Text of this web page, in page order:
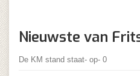
Nieuwste van
De KM stand staat- op- 0